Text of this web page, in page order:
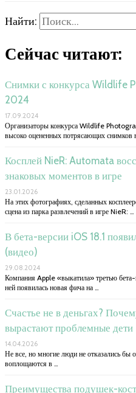
Найти:
Сейчас читают:
Снимки с конкурса Wildlife
2024
17.09.2024
Организаторы конкурса Wildlife
высоко оцененных потрясающих снимков
Косплей NieR: Automata
знаковых моментов в игре
23.01.2026
На этих фотографиях, сделанных
сцена из парка развлечений в игре NieR: …
В бета-версии iOS 18.1
(видео)
29.08.2024
Компания Apple «выкатила» третью
ней появилась новая фича на …
Счастье не в деньгах?
вырастают проблемные дети
14.04.2026
Не все, но многие люди не отказались бы
воплощаются в …
Преимущества подушек-